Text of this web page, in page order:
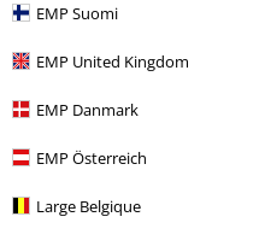
EMP Suomi
EMP United Kingdom
EMP Danmark
EMP Österreich
Large Belgique
Kwaliteit
Ontwerp
Pasvorm
Lengte